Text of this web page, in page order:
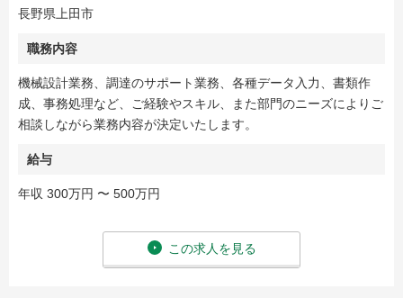
長野県上田市
職務内容
機械設計業務、調達のサポート業務、各種データ入力、書類作
成、事務処理など、ご経験やスキル、また部門のニーズによりご
相談しながら業務内容が決定いたします。
給与
年収 300万円 〜 500万円
この求人を見る